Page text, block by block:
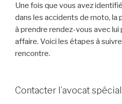
Une fois que vous avez
dans les accidents de moto, la
à prendre rendez-vous avec
affaire. Voici les étapes à
rencontre.
Contacter l’avocat